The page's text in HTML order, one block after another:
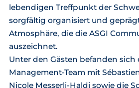
lebendigen Treffpunkt der
sorgfältig organisiert und
Atmosphäre, die die ASGI
auszeichnet.
Unter den Gästen befanden sich
Management-Team mit
Nicole Messerli-Haldi sowie die